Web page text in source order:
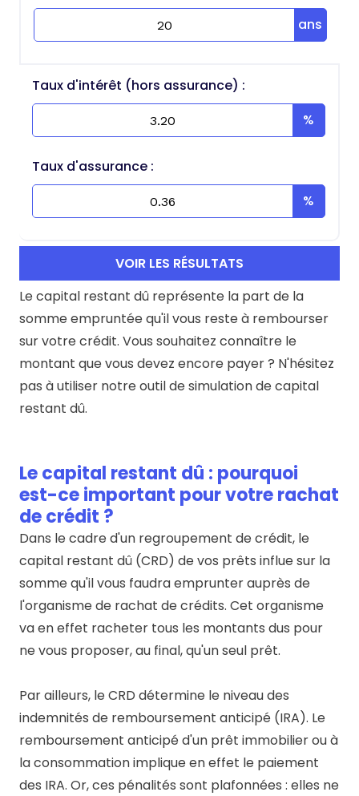
Le capital restant dû représente la part de la
somme empruntée qu'il vous reste à rembourser
sur votre crédit. Vous souhaitez connaître le
montant que vous devez encore payer ? N'hésitez
pas à utiliser notre outil de simulation de capital
restant dû.
Taux d'intérêt (hors assurance) :
Taux d'assurance :
VOIR LES RÉSULTATS
Le capital restant dû : pourquoi
est-ce important pour votre rachat
de crédit ?
Dans le cadre d'un regroupement de crédit, le
capital restant dû (CRD) de vos prêts influe sur la
somme qu'il vous faudra emprunter auprès de
l'organisme de rachat de crédits. Cet organisme
va en effet racheter tous les montants dus pour
ne vous proposer, au final, qu'un seul prêt.
Par ailleurs, le CRD détermine le niveau des
indemnités de remboursement anticipé (IRA). Le
remboursement anticipé d'un prêt immobilier ou à
la consommation implique en effet le paiement
des IRA. Or, ces pénalités sont plafonnées : elles ne